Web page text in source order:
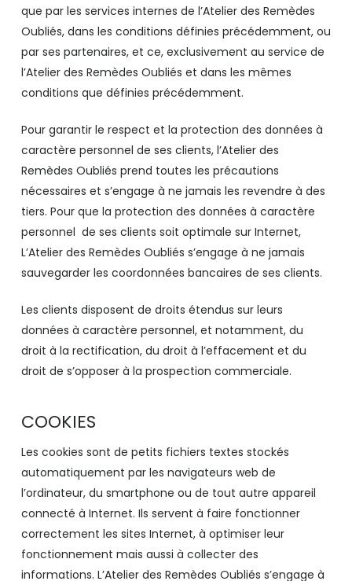
que par les services internes de l’Atelier des Remèdes
Oubliés, dans les conditions définies précédemment, ou
par ses partenaires, et ce, exclusivement au service de
l’Atelier des Remèdes Oubliés et dans les mêmes
conditions que définies précédemment.
Pour garantir le respect et la protection des données à
caractère personnel de ses clients, l’Atelier des
Remèdes Oubliés prend toutes les précautions
nécessaires et s’engage à ne jamais les revendre à des
tiers. Pour que la protection des données à caractère
personnel de ses clients soit optimale sur Internet,
L’Atelier des Remèdes Oubliés s’engage à ne jamais
sauvegarder les coordonnées bancaires de ses clients.
Les clients disposent de droits étendus sur leurs
données à caractère personnel, et notamment, du
droit à la rectification, du droit à l’effacement et du
droit de s’opposer à la prospection commerciale.
COOKIES
Les cookies sont de petits fichiers textes stockés
automatiquement par les navigateurs web de
l’ordinateur, du smartphone ou de tout autre appareil
connecté à Internet. Ils servent à faire fonctionner
correctement les sites Internet, à optimiser leur
fonctionnement mais aussi à collecter des
informations. L’Atelier des Remèdes Oubliés s’engage à